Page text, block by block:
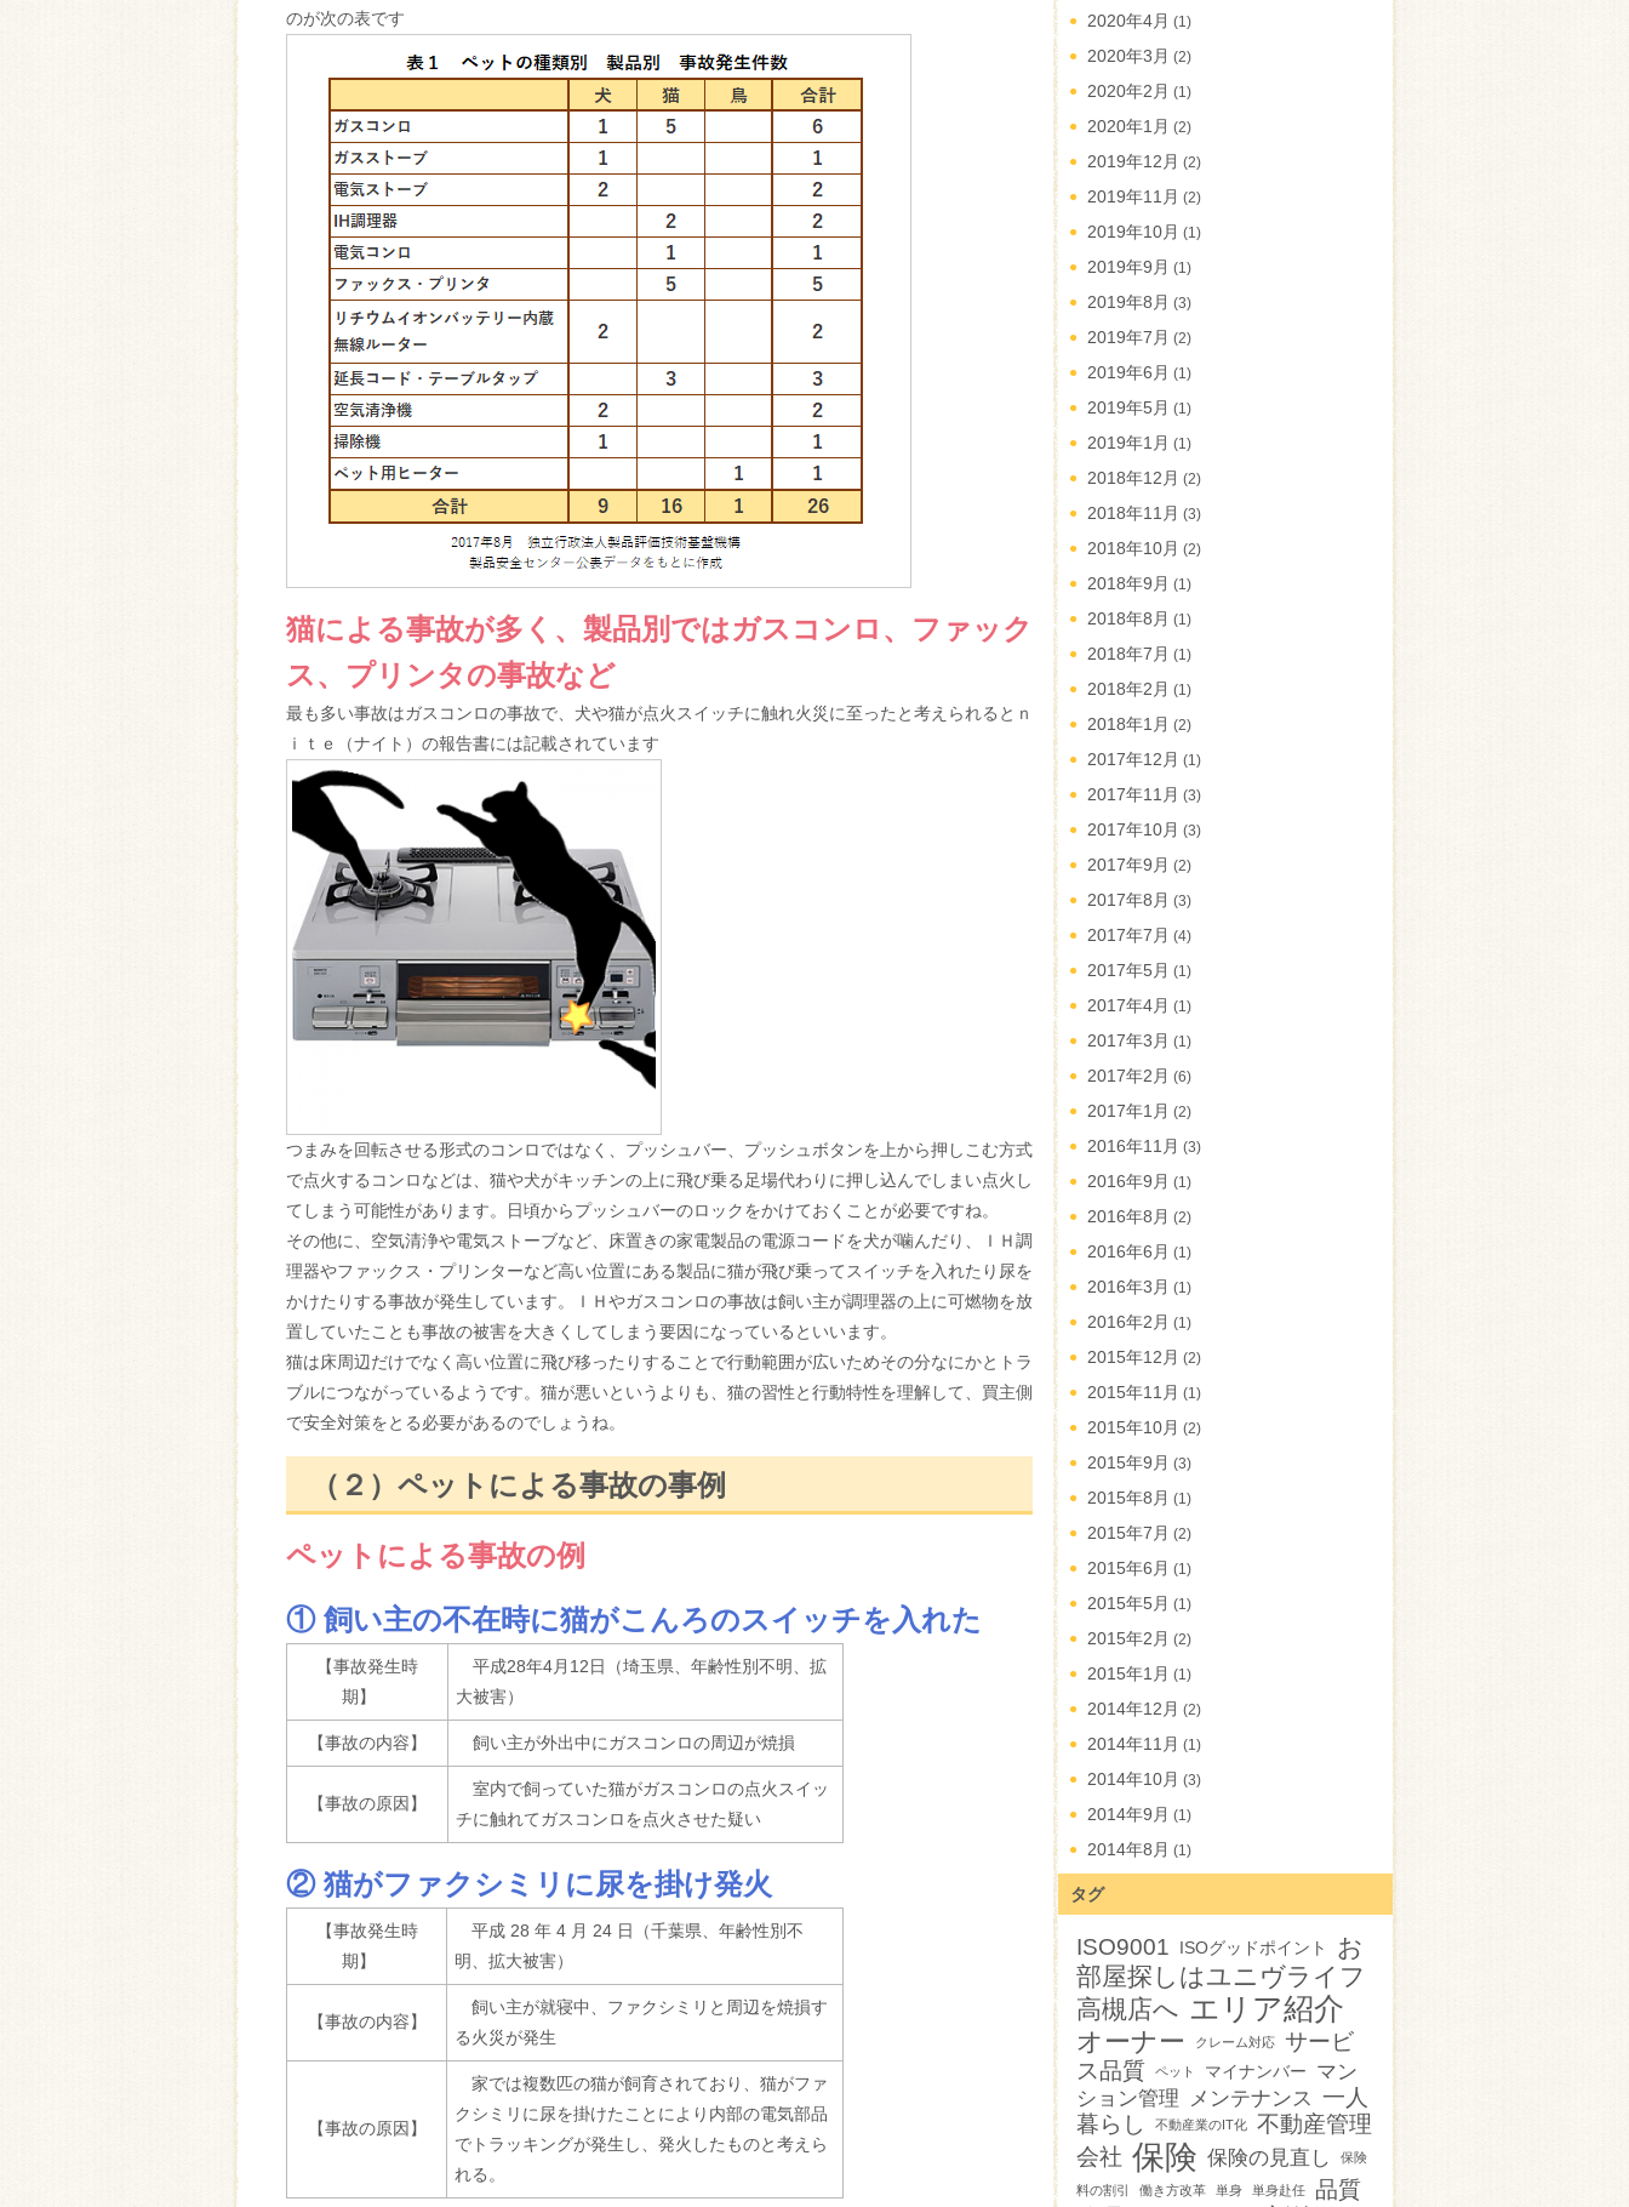
のが次の表です
猫による事故が多く、製品別ではガスコンロ、ファック
ス、プリンタの事故など
最も多い事故はガスコンロの事故で、犬や猫が点火スイッチに触れ火災に至ったと考えられるとｎ
ｉｔｅ（ナイト）の報告書には記載されています
つまみを回転させる形式のコンロではなく、プッシュバー、プッシュボタンを上から押しこむ方式
で点火するコンロなどは、猫や犬がキッチンの上に飛び乗る足場代わりに押し込んでしまい点火し
てしまう可能性があります。日頃からプッシュバーのロックをかけておくことが必要ですね。
その他に、空気清浄や電気ストーブなど、床置きの家電製品の電源コードを犬が噛んだり、ＩＨ調
理器やファックス・プリンターなど高い位置にある製品に猫が飛び乗ってスイッチを入れたり尿を
かけたりする事故が発生しています。ＩＨやガスコンロの事故は飼い主が調理器の上に可燃物を放
置していたことも事故の被害を大きくしてしまう要因になっているといいます。
猫は床周辺だけでなく高い位置に飛び移ったりすることで行動範囲が広いためその分なにかとトラ
ブルにつながっているようです。猫が悪いというよりも、猫の習性と行動特性を理解して、買主側
で安全対策をとる必要があるのでしょうね。
（２）ペットによる事故の事例
ペットによる事故の例
① 飼い主の不在時に猫がこんろのスイッチを入れた
【事故発生時
期】
平成28年4月12日（埼玉県、年齢性別不明、拡
大被害）
【事故の内容】 飼い主が外出中にガスコンロの周辺が焼損
【事故の原因】
室内で飼っていた猫がガスコンロの点火スイッ
チに触れてガスコンロを点火させた疑い
② 猫がファクシミリに尿を掛け発火
【事故発生時
期】
平成 28 年 4 月 24 日（千葉県、年齢性別不
明、拡大被害）
【事故の内容】
飼い主が就寝中、ファクシミリと周辺を焼損す
る火災が発生
【事故の原因】
家では複数匹の猫が飼育されており、猫がファ
クシミリに尿を掛けたことにより内部の電気部品
でトラッキングが発生し、発火したものと考えら
れる。
2020年4月 (1)
2020年3月 (2)
2020年2月 (1)
2020年1月 (2)
2019年12月 (2)
2019年11月 (2)
2019年10月 (1)
2019年9月 (1)
2019年8月 (3)
2019年7月 (2)
2019年6月 (1)
2019年5月 (1)
2019年1月 (1)
2018年12月 (2)
2018年11月 (3)
2018年10月 (2)
2018年9月 (1)
2018年8月 (1)
2018年7月 (1)
2018年2月 (1)
2018年1月 (2)
2017年12月 (1)
2017年11月 (3)
2017年10月 (3)
2017年9月 (2)
2017年8月 (3)
2017年7月 (4)
2017年5月 (1)
2017年4月 (1)
2017年3月 (1)
2017年2月 (6)
2017年1月 (2)
2016年11月 (3)
2016年9月 (1)
2016年8月 (2)
2016年6月 (1)
2016年3月 (1)
2016年2月 (1)
2015年12月 (2)
2015年11月 (1)
2015年10月 (2)
2015年9月 (3)
2015年8月 (1)
2015年7月 (2)
2015年6月 (1)
2015年5月 (1)
2015年2月 (2)
2015年1月 (1)
2014年12月 (2)
2014年11月 (1)
2014年10月 (3)
2014年9月 (1)
2014年8月 (1)
タグ
ISO9001 ISOグッドポイント
お
部屋探しはユニヴライフ
高槻店へ エリア紹介
オーナー クレーム対応
サービ
ス品質
ペット マイナンバー
マン
ション管理
メンテナンス
一人
暮らし
不動産業のIT化
不動産管理
会社 保険 保険の見直し 保険
料の割引 働き方改革 単身 単身赴任
品質